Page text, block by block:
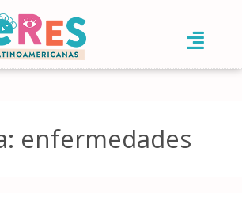
enfermedades